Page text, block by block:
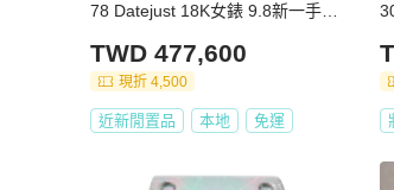
78 Datejust 18K女錶 9.8新一手錶
09
TWD 477,600
現折 4,500
近新閒置品 本地 免運